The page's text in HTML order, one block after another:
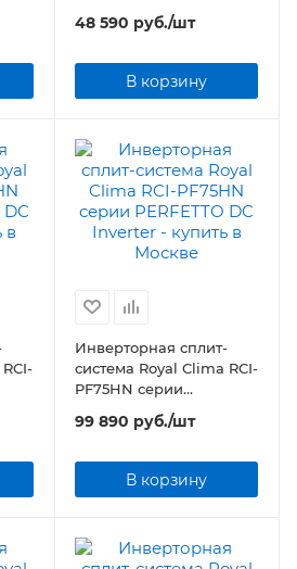
PERFETTO DC Inverter
48 590 руб./шт
В корзину
Инверторная сплит-
система Royal Clima RCI-
PF75HN серии
PERFETTO DC Inverter
99 890 руб./шт
В корзину